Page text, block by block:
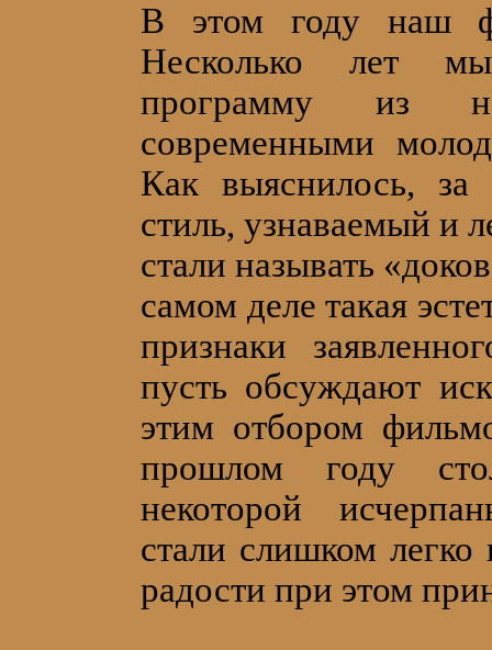
В этом году наш
Несколько лет
программу из
современными
Как выяснилось, за
стиль, узнаваемый и
стали называть
самом деле такая
признаки
пусть обсуждают
этим отбором
прошлом году
некоторой
стали слишком
радости при этом